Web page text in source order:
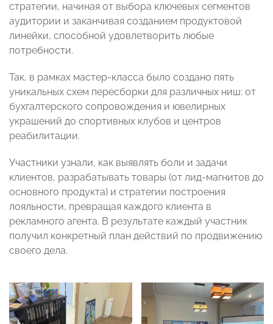
стратегии, начиная от выбора ключевых сегментов
аудитории и заканчивая созданием продуктовой
линейки, способной удовлетворить любые
потребности.
Так, в рамках мастер-класса было создано пять
уникальных схем пересборки для различных ниш: от
бухгалтерского сопровождения и ювелирных
украшений до спортивных клубов и центров
реабилитации.
Участники узнали, как выявлять боли и задачи
клиентов, разрабатывать товары (от лид-магнитов до
основного продукта) и стратегии построения
лояльности, превращая каждого клиента в
рекламного агента. В результате каждый участник
получил конкретный план действий по продвижению
своего дела.